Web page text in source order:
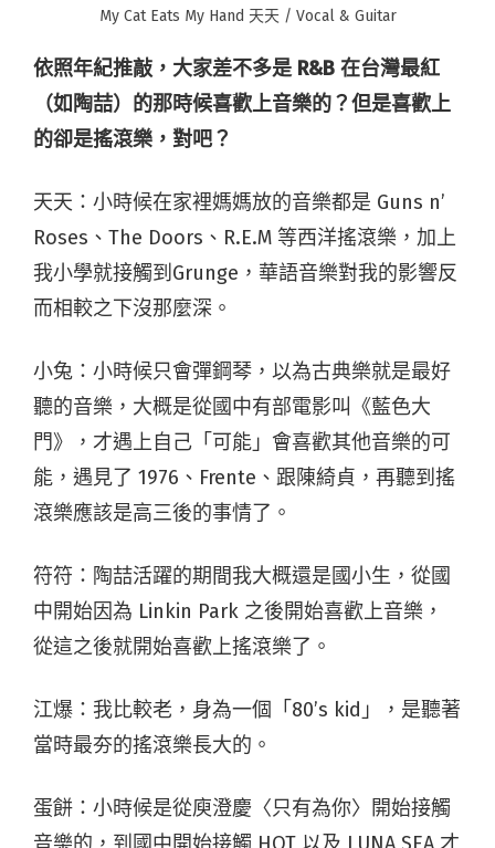
My Cat Eats My Hand 天天 / Vocal & Guitar
依照年紀推敲，大家差不多是 R&B 在台灣最紅
（如陶喆）的那時候喜歡上音樂的？但是喜歡上
的卻是搖滾樂，對吧？
天天：小時候在家裡媽媽放的音樂都是 Guns n’
Roses、The Doors、R.E.M 等西洋搖滾樂，加上
我小學就接觸到Grunge，華語音樂對我的影響反
而相較之下沒那麼深。
小兔：小時候只會彈鋼琴，以為古典樂就是最好
聽的音樂，大概是從國中有部電影叫《藍色大
門》，才遇上自己「可能」會喜歡其他音樂的可
能，遇見了 1976、Frente、跟陳綺貞，再聽到搖
滾樂應該是高三後的事情了。
符符：陶喆活躍的期間我大概還是國小生，從國
中開始因為 Linkin Park 之後開始喜歡上音樂，
從這之後就開始喜歡上搖滾樂了。
江爆：我比較老，身為一個「80’s kid」，是聽著
當時最夯的搖滾樂長大的。
蛋餅：小時候是從庾澄慶〈只有為你〉開始接觸